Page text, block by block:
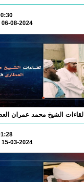
08-2024
لقاءات الشيخ محمد عمران
03-2024